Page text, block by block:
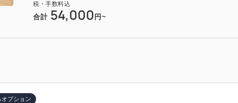
税・手数料込
合計 54,000 円~
プション